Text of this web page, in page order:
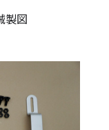
製図